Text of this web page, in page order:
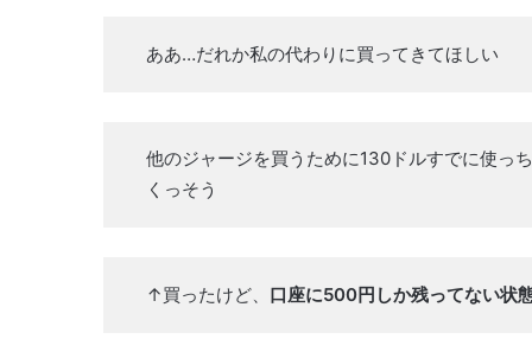
ああ…だれか私の代わりに買ってきてほしい
他のジャージを買うために130ドルすでに使っ
くっそう
↑買ったけど、 口座に500円しか残ってない状